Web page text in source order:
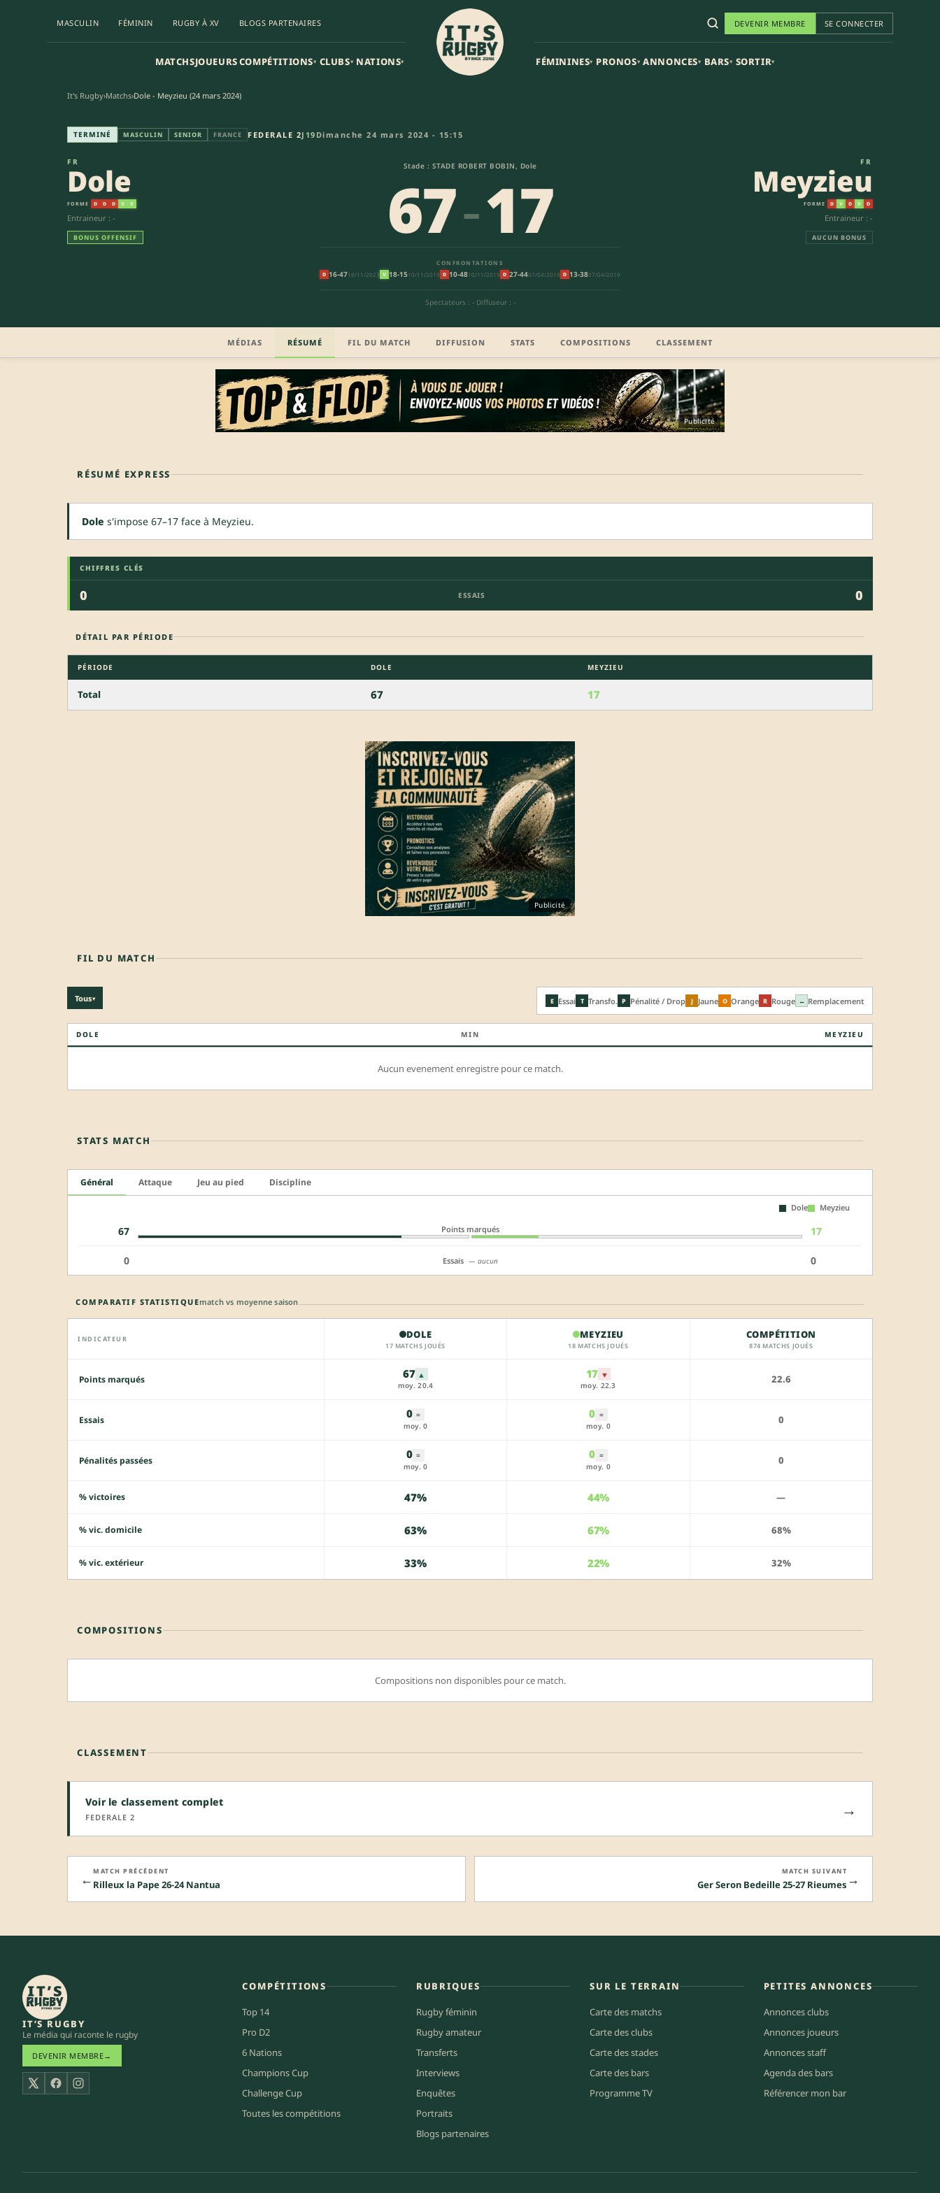
MASCULIN FÉMININ RUGBY À XV BLOGS PARTENAIRES
MATCHSJOUEURSCOMPÉTITIONS▾ CLUBS▾ NATIONS▾
DEVENIR MEMBRE SE CONNECTER
FÉMININES▾ PRONOS▾ ANNONCES▾ BARS▾ SORTIR▾
It's Rugby›Matchs›Dole - Meyzieu (24 mars 2024)
Dole - Meyzieu (67-17) | Federale 2
TERMINÉ MASCULIN SENIOR FRANCE FEDERALE 2J19 Dimanche 24 mars 2024 - 15:15
FR
Dole
FORME D D D V V
Entraineur : -
BONUS OFFENSIF
Stade : STADE ROBERT BOBIN, Dole
67-17
CONFRONTATIONS
D 16-4718/11/2023 V 18-1510/11/2019 D 10-4810/11/2019 D 27-4407/04/2019 D 13-3807/04/2019
Spectateurs : -·Diffuseur : -
FR
Meyzieu
FORME D V D V D
Entraineur : -
AUCUN BONUS
MÉDIAS RÉSUMÉ FIL DU MATCH DIFFUSION STATS COMPOSITIONS CLASSEMENT
Publicité
RÉSUMÉ EXPRESS
Dole s'impose 67–17 face à Meyzieu.
CHIFFRES CLÉS
0 ESSAIS 0
DÉTAIL PAR PÉRIODE
PÉRIODE DOLE MEYZIEU
Total 67 17
Publicité
FIL DU MATCH
Tous▾ E Essai T Transfo. P Pénalité / Drop J Jaune O Orange R Rouge ↔ Remplacement
DOLE MIN MEYZIEU
Aucun evenement enregistre pour ce match.
STATS MATCH
Général Attaque Jeu au pied Discipline
Dole Meyzieu
67 Points marqués 17
0 Essais — aucun 0
COMPARATIF STATISTIQUEmatch vs moyenne saison
INDICATEUR DOLE
17 MATCHS JOUÉS
MEYZIEU
18 MATCHS JOUÉS
COMPÉTITION
874 MATCHS JOUÉS
Points marqués 67 ▲
moy. 20.4
17 ▼
moy. 22.3 22.6
Essais 0 =
moy. 0
0 =
moy. 0
0
Pénalités passées 0 =
moy. 0
0 =
moy. 0
0
% victoires 47% 44% —
% vic. domicile 63% 67% 68%
% vic. extérieur 33% 22% 32%
COMPOSITIONS
Compositions non disponibles pour ce match.
CLASSEMENT
Voir le classement complet
FEDERALE 2 →
← MATCH PRÉCÉDENT
Rilleux la Pape 26-24 Nantua →
MATCH SUIVANT
Ger Seron Bedeille 25-27 Rieumes
IT’S RUGBY
Le média qui raconte le rugby
DEVENIR MEMBRE→
X FacebookInstagram
COMPÉTITIONS
Top 14
Pro D2
6 Nations
Champions Cup
Challenge Cup
Toutes les compétitions
RUBRIQUES
Rugby féminin
Rugby amateur
Transferts
Interviews
Enquêtes
Portraits
Blogs partenaires
SUR LE TERRAIN
Carte des matchs
Carte des clubs
Carte des stades
Carte des bars
Programme TV
PETITES ANNONCES
Annonces clubs
Annonces joueurs
Annonces staff
Agenda des bars
Référencer mon bar